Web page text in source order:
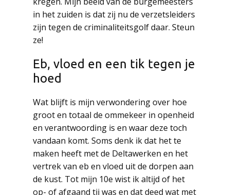
in het zuiden is dat zij nu de verzetsleiders
zijn tegen de criminaliteitsgolf daar. Steun
ze!
Eb, vloed en een tik tegen je
hoed
Wat blijft is mijn verwondering over hoe
groot en totaal de ommekeer in openheid
en verantwoording is en waar deze toch
vandaan komt. Soms denk ik dat het te
maken heeft met de Deltawerken en het
vertrek van eb en vloed uit de dorpen aan
de kust. Tot mijn 10e wist ik altijd of het
op- of afgaand tij was en dat deed wat met